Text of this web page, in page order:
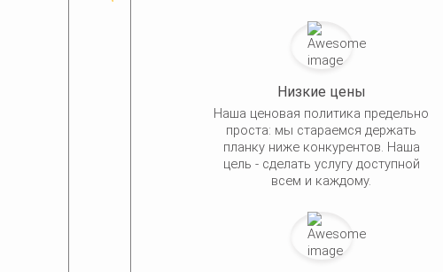
Низкие цены
Наша ценовая политика предельно
проста: мы стараемся держать
планку ниже конкурентов. Наша
цель - сделать услугу доступной
всем и каждому.